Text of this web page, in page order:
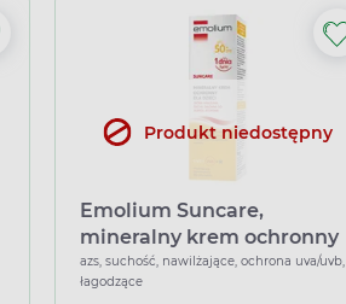
Produkt niedostępny
Emolium Suncare,
mineralny krem ochronny
SPF 50+, 50 ml
azs, suchość, nawilżające, ochrona uva/uvb,
łagodzące